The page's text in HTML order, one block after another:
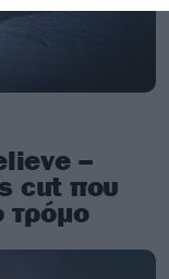
–
cut που
τρόμο